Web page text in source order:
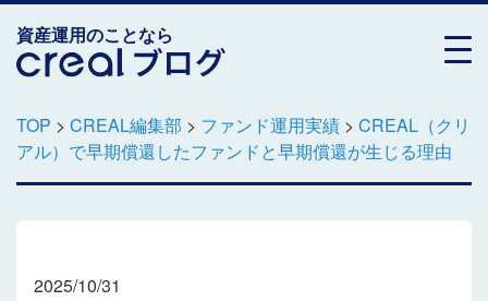
資産運用のことなら
TOP > CREAL編集部 > ファンド運用実績> CREAL（クリ
アル）で早期償還したファンドと早期償還が生じる理由
2025/10/31